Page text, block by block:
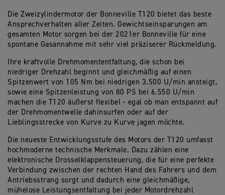
Die Zweizylindermotor der Bonneville T120 bietet das beste
Ansprechverhalten aller Zeiten. Gewichtseinsparungen am
gesamten Motor sorgen bei der 2021er Bonneville für eine
spontane Gasannahme mit sehr viel präziserer Rückmeldung.
Ihre kraftvolle Drehmomententfaltung, die schon bei
niedriger Drehzahl beginnt und gleichmäßig auf einen
Spitzenwert von 105 Nm bei niedrigen 3.500 U/min ansteigt,
sowie eine Spitzenleistung von 80 PS bei 6.550 U/min
machen die T120 äußerst flexibel - egal ob man entspannt auf
der Drehmomentwelle dahinsurfen oder auf der
Lieblingsstrecke von Kurve zu Kurve jagen möchte.
Die neueste Entwicklungsstufe des Motors der T120 umfasst
hochmoderne technische Merkmale. Dazu zählen eine
elektronische Drosselklappensteuerung, die für eine perfekte
Verbindung zwischen der rechten Hand des Fahrers und dem
Antriebsstrang sorgt und dadurch eine gleichmäßige,
mühelose Leistungsentfaltung bei jeder Motordrehzahl